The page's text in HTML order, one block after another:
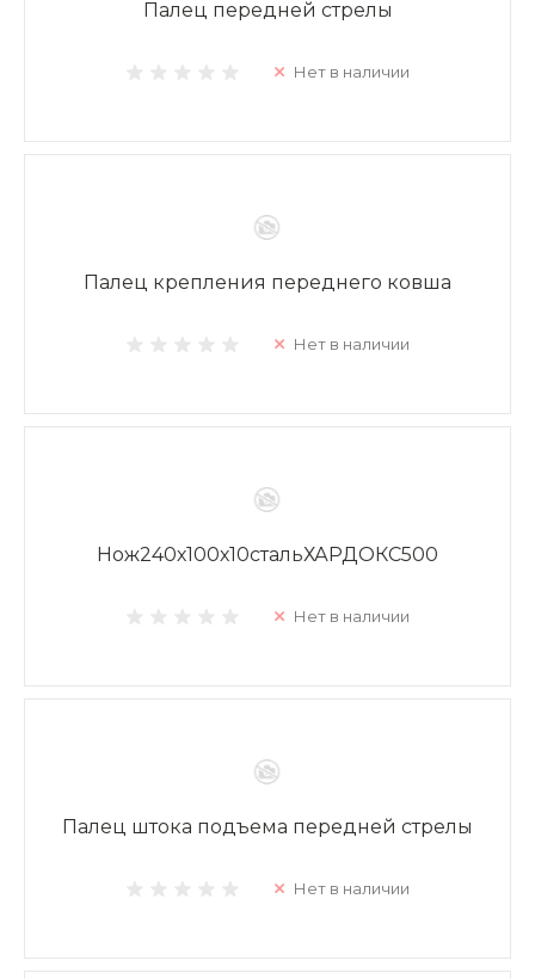
Палец передней стрелы
Нет в наличии
Палец крепления переднего ковша
Нет в наличии
Нож240х100х10стальХАРДОКС500
Нет в наличии
Палец штока подъема передней стрелы
Нет в наличии